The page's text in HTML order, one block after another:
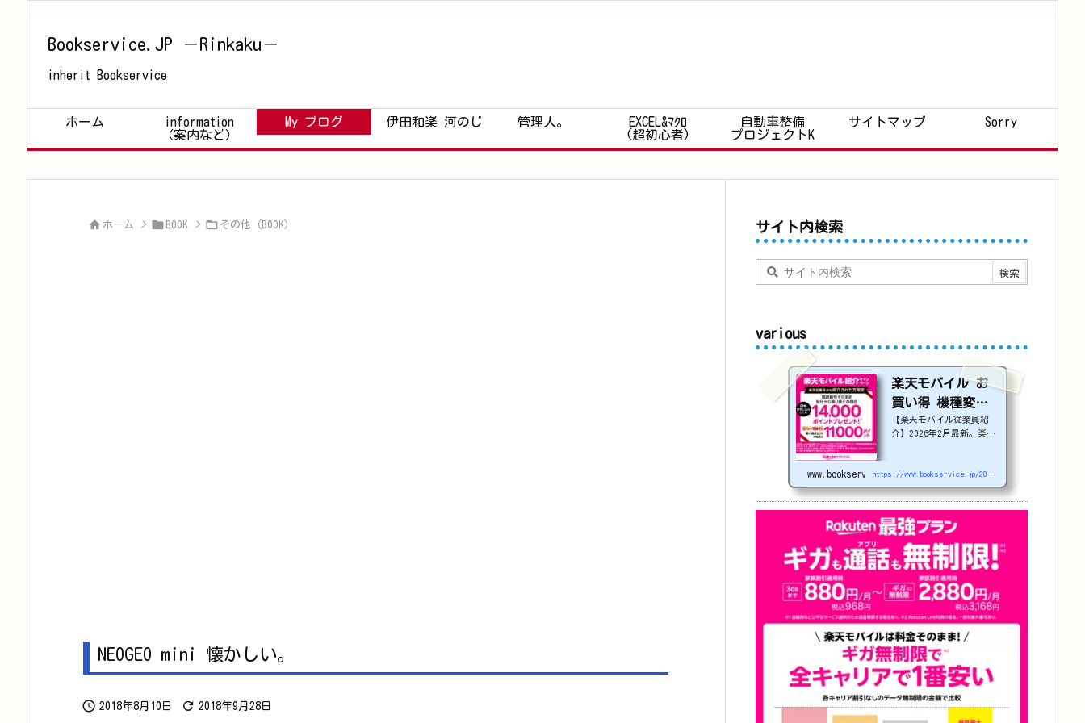
Bookservice.JP －Rinkaku－
inherit Bookservice
ホーム
information
（案内など）
My ブログ 伊田和楽 河のじ 管理人。
EXCEL&ﾏｸﾛ
(超初心者)
自動車整備
プロジェクトK
サイトマップ Sorry
 ホーム >  BOOK >  その他（BOOK）
NEOGEO mini 懐かしい。
 2018年8月10日  2018年9月28日
サイト内検索
various
楽天モバイル お
買い得 機種変更
or 社員紹介 2026
年4月更新
【楽天モバイル従業員紹
介】2026年2月最新。楽天
円割引になる、nubia S2
Rなどのお得な対象機種を
紹介します。
22000
円引き機種、続々登場！
OPPO A5 5G
追加（2026/3）
nubia S2R (ZTE)
1円
Samsung
Galaxy A25 5G
円
OPPO A3 5G
arrow
s We2
1円
arrows We2 Plus
円
値下げ（2026/3/
AQUOS sense9
3,900円
Phone (3a)
128GB
24,900～(値下
げ)
※iphoneは楽天モバ
イルサイトからご...
www.bookservice.jp https://www.bookservice.jp/2025/07/06/post-48181